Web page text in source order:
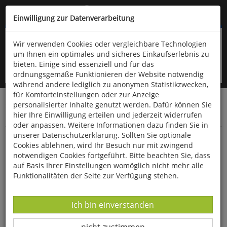
Kompletten Head der Seite überspringen
oder (06766) 9323-960
Startseite Bücher
Biologie allgemein
Haustiere & Nutztiere
So lernt mein Hund
Einwilligung zur Datenverarbeitung
Wir verwenden Cookies oder vergleichbare Technologien
um Ihnen ein optimales und sicheres Einkaufserlebnis zu
bieten. Einige sind essenziell und für das
ordnungsgemäße Funktionieren der Website notwendig
während andere lediglich zu anonymen Statistikzwecken,
für Komforteinstellungen oder zur Anzeige
personalisierter Inhalte genutzt werden. Dafür können Sie
hier Ihre Einwilligung erteilen und jederzeit widerrufen
oder anpassen. Weitere Informationen dazu finden Sie in
unserer Datenschutzerklärung. Sollten Sie optionale
Cookies ablehnen, wird Ihr Besuch nur mit zwingend
notwendigen Cookies fortgeführt. Bitte beachten Sie, dass
auf Basis Ihrer Einstellungen womöglich nicht mehr alle
Funktionalitäten der Seite zur Verfügung stehen.
Datenverarbeitung -
Ich bin einverstanden